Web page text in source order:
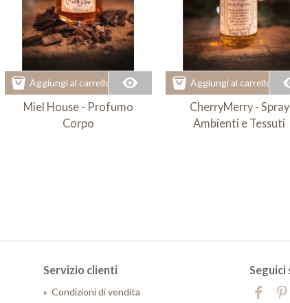
Aggiungi al carrello
Miel House - Profumo
Corpo
Aggiungi al carrello
CherryMerry - Spray
Ambienti e Tessuti
Servizio clienti
» Condizioni di vendita
Seguici